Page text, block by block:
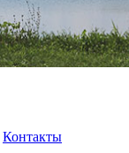
Контакты